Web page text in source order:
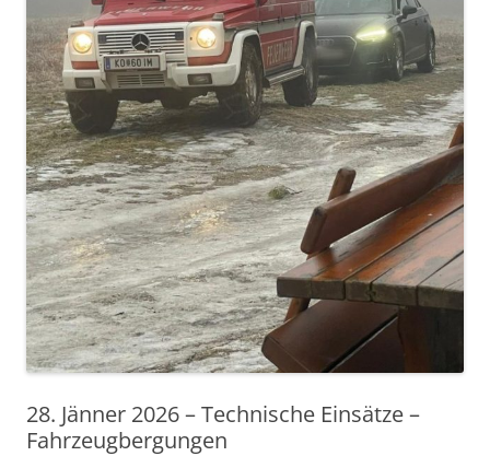
28. Jänner 2026 – Technische Einsätze –
Fahrzeugbergungen